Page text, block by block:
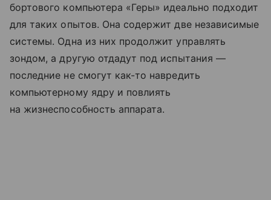
бортового компьютера «Геры» идеально подходит
для таких опытов. Она содержит две независимые
системы. Одна из них продолжит управлять
зондом, а другую отдадут под испытания —
последние не смогут как-то навредить
компьютерному ядру и повлиять
на жизнеспособность аппарата.